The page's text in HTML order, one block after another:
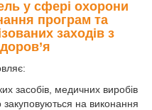
у сфері охорони
програм та
заходів з
засобів, медичних виробів
на виконання